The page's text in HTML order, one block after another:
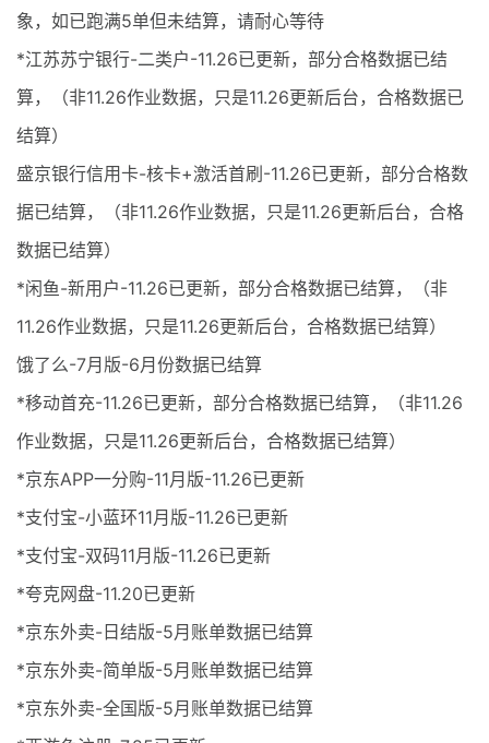
象，如已跑满5单但未结算，请耐心等待
*江苏苏宁银行-二类户-11.26已更新，部分合格数据已结
算，（非11.26作业数据，只是11.26更新后台，合格数据已
结算）
盛京银行信用卡-核卡+激活首刷-11.26已更新，部分合格数
据已结算，（非11.26作业数据，只是11.26更新后台，合格
数据已结算）
*闲鱼-新用户-11.26已更新，部分合格数据已结算，（非
11.26作业数据，只是11.26更新后台，合格数据已结算）
饿了么-7月版-6月份数据已结算
*移动首充-11.26已更新，部分合格数据已结算，（非11.26
作业数据，只是11.26更新后台，合格数据已结算）
*京东APP一分购-11月版-11.26已更新
*支付宝-小蓝环11月版-11.26已更新
*支付宝-双码11月版-11.26已更新
*夸克网盘-11.20已更新
*京东外卖-日结版-5月账单数据已结算
*京东外卖-简单版-5月账单数据已结算
*京东外卖-全国版-5月账单数据已结算